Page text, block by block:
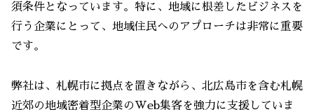
須条件となっています。特に、地域に根差したビジネスを
行う企業にとって、地域住民へのアプローチは非常に重要
です。
弊社は、札幌市に拠点を置きながら、北広島市を含む札幌
近郊の地域密着型企業のWeb集客を強力に支援していま